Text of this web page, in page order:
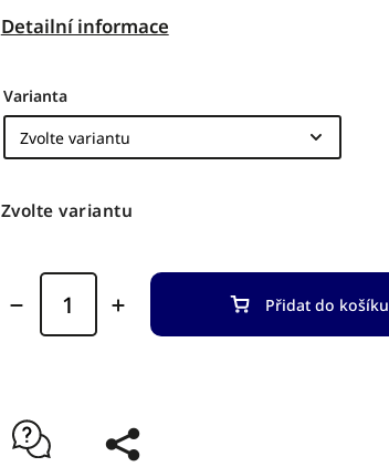
Detailní informace
Varianta
Zvolte variantu
Přidat do košíku